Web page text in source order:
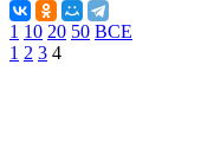
1 10 20 50 ВСЕ
1 2 3 4